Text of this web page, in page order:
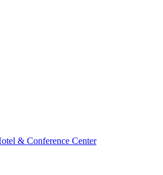
& Conference Center